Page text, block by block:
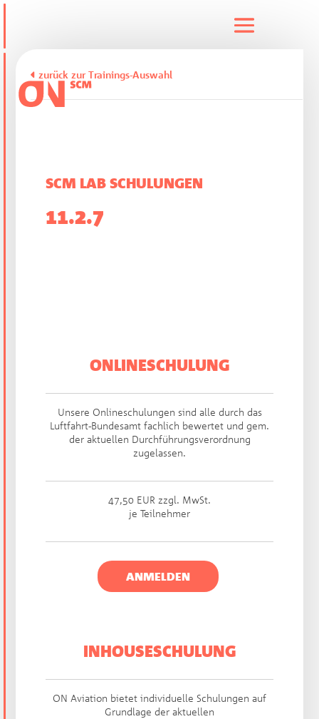
zurück zur Trainings-Auswahl
SCM LAB SCHULUNGEN
11.2.7
ONLINESCHULUNG
Unsere Onlineschulungen sind alle durch das
Luftfahrt-Bundesamt fachlich bewertet und gem.
der aktuellen Durchführungsverordnung
zugelassen.
47,50 EUR zzgl. MwSt.
je Teilnehmer​
ANMELDEN
INHOUSESCHULUNG​
ON Aviation bietet individuelle Schulungen auf
Grundlage der aktuellen